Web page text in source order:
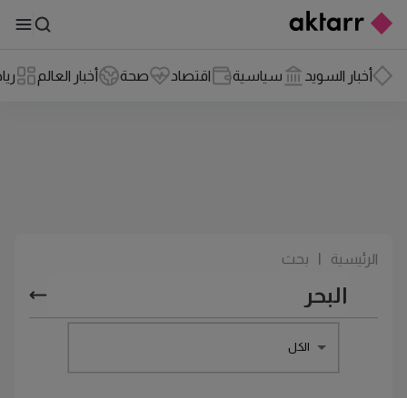
أخبار السويد سياسية اقتصاد صحة أخبار العالم
الرئيسية بحث
الكل